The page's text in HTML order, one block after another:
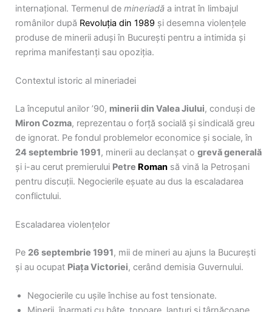
internațional. Termenul de mineriadă a intrat în limbajul
românilor după Revoluția din 1989 și desemna violențele
produse de minerii aduși în București pentru a intimida și
reprima manifestanți sau opoziția.
Contextul istoric al mineriadei
La începutul anilor ’90, minerii din Valea Jiului, conduși de
Miron Cozma, reprezentau o forță socială și sindicală greu
de ignorat. Pe fondul problemelor economice și sociale, în
24 septembrie 1991, minerii au declanșat o grevă generală
și i-au cerut premierului Petre Roman să vină la Petroșani
pentru discuții. Negocierile eșuate au dus la escaladarea
conflictului.
Escaladarea violențelor
Pe 26 septembrie 1991, mii de mineri au ajuns la București
și au ocupat Piața Victoriei, cerând demisia Guvernului.
Negocierile cu ușile închise au fost tensionate.